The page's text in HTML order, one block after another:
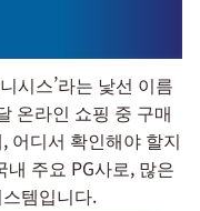
시스’라는 낯선 이름
온라인 쇼핑 중 구매
어디서 확인해야 할지
주요 PG사로, 많은
템입니다.